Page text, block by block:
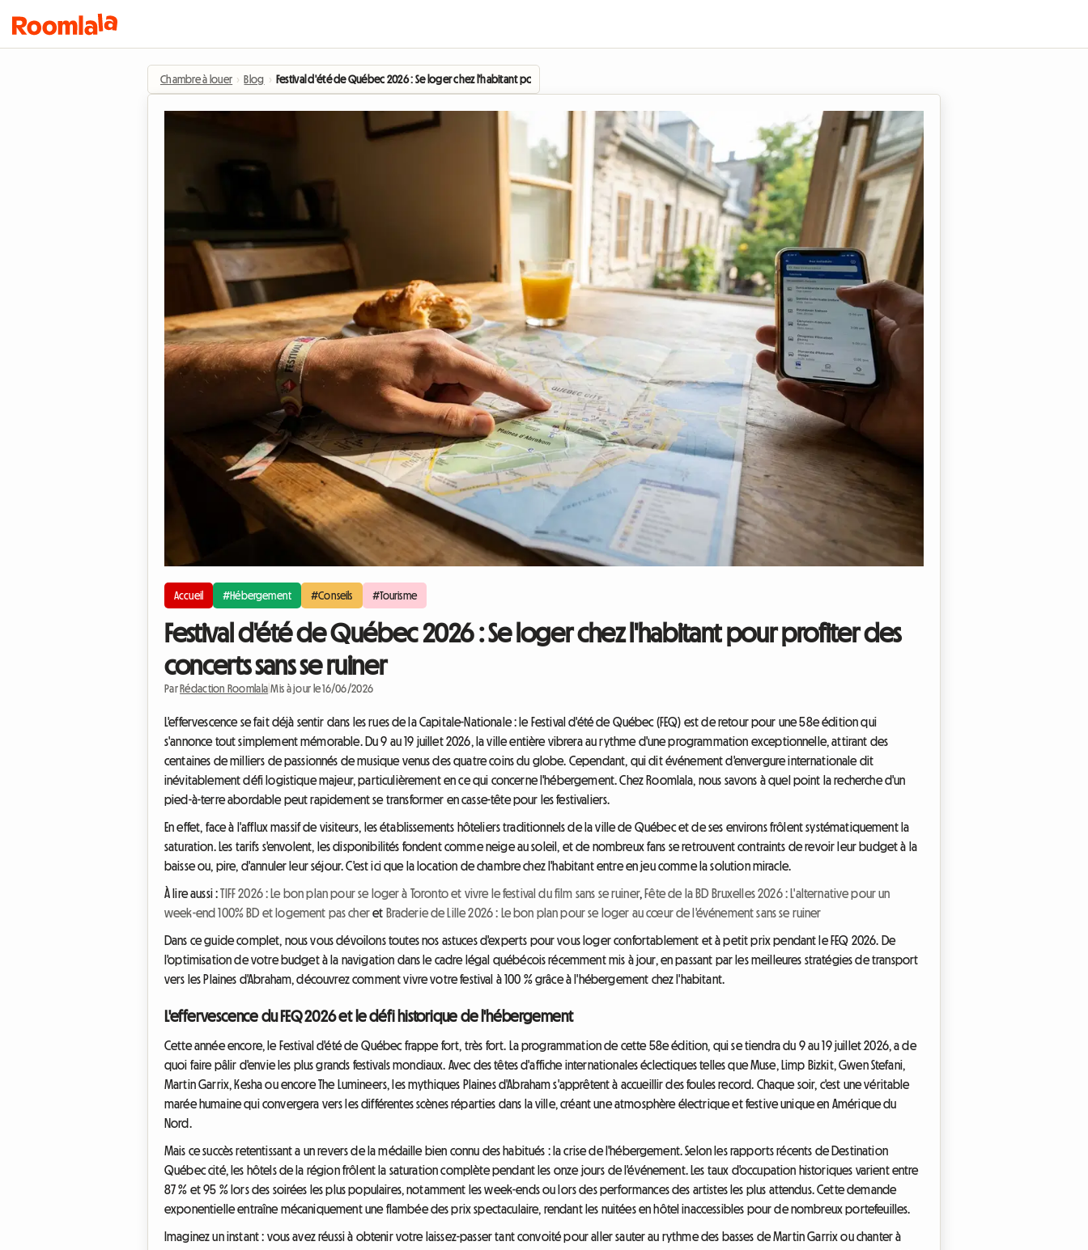
Chambre à louer › Blog › Festival d'été de Québec 2026 : Se loger chez l'habitant pour profiter des concerts sans se ruiner
Accueil #Hébergement #Conseils #Tourisme
Festival d'été de Québec 2026 : Se loger chez l'habitant pour profiter des
concerts sans se ruiner
Par Rédaction Roomlala |Mis à jour le 16/06/2026
L'effervescence se fait déjà sentir dans les rues de la Capitale-Nationale : le Festival d'été de Québec (FEQ) est de retour pour une 58e édition qui
s'annonce tout simplement mémorable. Du 9 au 19 juillet 2026, la ville entière vibrera au rythme d'une programmation exceptionnelle, attirant des
centaines de milliers de passionnés de musique venus des quatre coins du globe. Cependant, qui dit événement d'envergure internationale dit
inévitablement défi logistique majeur, particulièrement en ce qui concerne l'hébergement. Chez Roomlala, nous savons à quel point la recherche d'un
pied-à-terre abordable peut rapidement se transformer en casse-tête pour les festivaliers.
En effet, face à l'afflux massif de visiteurs, les établissements hôteliers traditionnels de la ville de Québec et de ses environs frôlent systématiquement la
saturation. Les tarifs s'envolent, les disponibilités fondent comme neige au soleil, et de nombreux fans se retrouvent contraints de revoir leur budget à la
baisse ou, pire, d'annuler leur séjour. C'est ici que la location de chambre chez l'habitant entre en jeu comme la solution miracle.
À lire aussi :TIFF 2026 : Le bon plan pour se loger à Toronto et vivre le festival du film sans se ruiner, Fête de la BD Bruxelles 2026 : L'alternative pour un
week-end 100% BD et logement pas cheret Braderie de Lille 2026 : Le bon plan pour se loger au cœur de l'événement sans se ruiner
Dans ce guide complet, nous vous dévoilons toutes nos astuces d'experts pour vous loger confortablement et à petit prix pendant le FEQ 2026. De
l'optimisation de votre budget à la navigation dans le cadre légal québécois récemment mis à jour, en passant par les meilleures stratégies de transport
vers les Plaines d'Abraham, découvrez comment vivre votre festival à 100 % grâce à l'hébergement chez l'habitant.
L'effervescence du FEQ 2026 et le défi historique de l'hébergement
Cette année encore, le Festival d'été de Québec frappe fort, très fort. La programmation de cette 58e édition, qui se tiendra du 9 au 19 juillet 2026, a de
quoi faire pâlir d'envie les plus grands festivals mondiaux. Avec des têtes d'affiche internationales éclectiques telles que Muse, Limp Bizkit, Gwen Stefani,
Martin Garrix, Kesha ou encore The Lumineers, les mythiques Plaines d'Abraham s'apprêtent à accueillir des foules record. Chaque soir, c'est une véritable
marée humaine qui convergera vers les différentes scènes réparties dans la ville, créant une atmosphère électrique et festive unique en Amérique du
Nord.
Mais ce succès retentissant a un revers de la médaille bien connu des habitués : la crise de l'hébergement. Selon les rapports récents de Destination
Québec cité, les hôtels de la région frôlent la saturation complète pendant les onze jours de l'événement. Les taux d'occupation historiques varient entre
87 % et 95 % lors des soirées les plus populaires, notamment les week-ends ou lors des performances des artistes les plus attendus. Cette demande
exponentielle entraîne mécaniquement une flambée des prix spectaculaire, rendant les nuitées en hôtel inaccessibles pour de nombreux portefeuilles.
Imaginez un instant : vous avez réussi à obtenir votre laissez-passer tant convoité pour aller sauter au rythme des basses de Martin Garrix ou chanter à